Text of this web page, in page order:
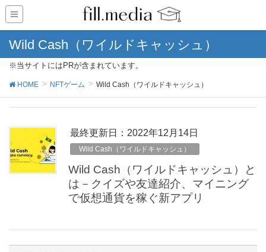
Wild Cash（ワイルドキャッシュ）
※当サイトにはPRが含まれています。
HOME NFTゲーム Wild Cash（ワイルドキャッシュ）
最終更新日：2022年12月14日
Wild Cash（ワイルドキャッシュ）
Wild Cash（ワイルドキャッシュ）と
は－クイズや友達紹介、マイニング
で仮想通貨を稼ぐ新アプリ